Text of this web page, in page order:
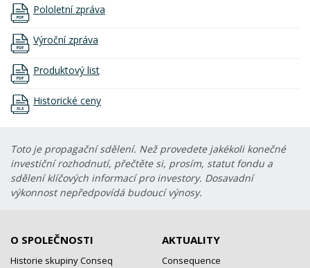
Pololetní zpráva
Výroční zpráva
Produktový list
Historické ceny
Toto je propagační sdělení. Než provedete jakékoli konečné
investiční rozhodnutí, přečtěte si, prosím, statut fondu a
sdělení klíčových informací pro investory. Dosavadní
výkonnost nepředpovídá budoucí výnosy.
O SPOLEČNOSTI
Historie skupiny Conseq
AKTUALITY
Consequence